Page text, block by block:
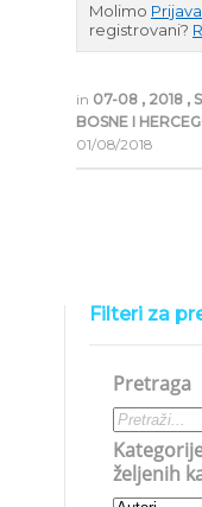
Molimo Prijava
registrovani?
in 07-08 , 2018 ,
BOSNE I
01/08/2018
Filteri za
Pretraga
željenih